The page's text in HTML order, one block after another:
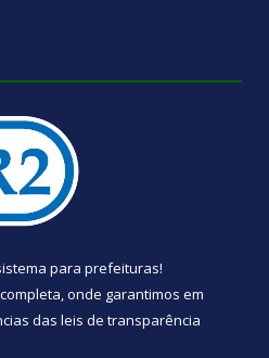
para prefeituras!
completa, onde garantimos em
das leis de transparência